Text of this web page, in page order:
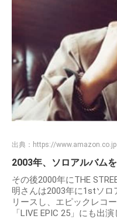
出典： https://www.amazon.co.jp
2003年、ソロアルバム
その後2000年にTHE
明さんは2003年に1stソロ
リースし、エピックレコ
「LIVE EPIC 25」にも出演